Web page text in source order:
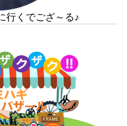
行くでござ～る♪